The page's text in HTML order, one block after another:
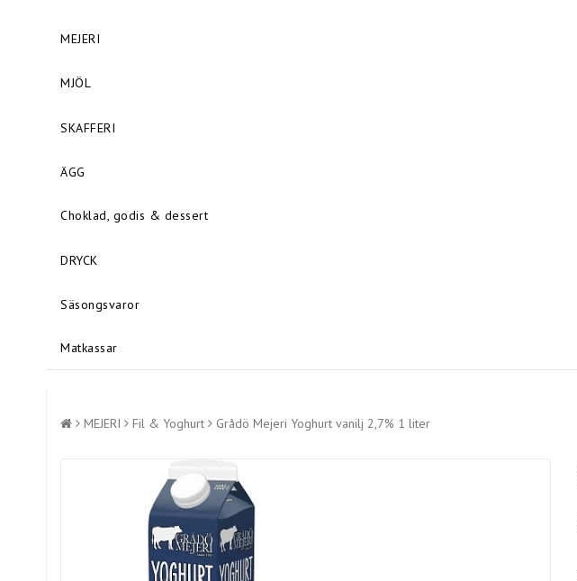
MEJERI
MJÖL
SKAFFERI
ÄGG
Choklad, godis & dessert
DRYCK
Säsongsvaror
Matkassar
MEJERI Fil & Yoghurt Grådö Mejeri Yoghurt vanilj 2,7% 1 liter